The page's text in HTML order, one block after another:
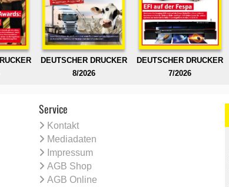
DEUTSCHER DRUCKER
8/2026
DEUTSCHER DRUCKER
7/2026
Service
Kontakt
Mediadaten
Impressum
AGB Shop
AGB Online